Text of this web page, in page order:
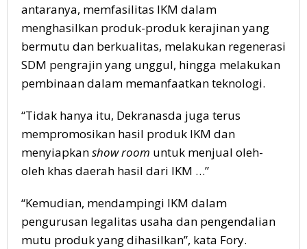
antaranya, memfasilitas IKM dalam
menghasilkan produk-produk kerajinan yang
bermutu dan berkualitas, melakukan regenerasi
SDM pengrajin yang unggul, hingga melakukan
pembinaan dalam memanfaatkan teknologi.
“Tidak hanya itu, Dekranasda juga terus
mempromosikan hasil produk IKM dan
menyiapkanshow room untuk menjual oleh-
oleh khas daerah hasil dari IKM …”
“Kemudian, mendampingi IKM dalam
pengurusan legalitas usaha dan pengendalian
mutu produk yang dihasilkan”, kata Fory.